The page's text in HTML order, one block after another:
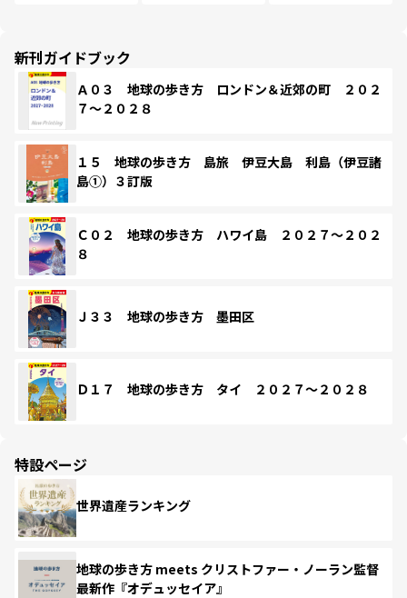
新刊ガイドブック
Ａ０３ 地球の歩き方 ロンドン＆近郊の町 ２０２
７～２０２８
１５ 地球の歩き方 島旅 伊豆大島 利島（伊豆諸
島①）３訂版
Ｃ０２ 地球の歩き方 ハワイ島 ２０２７～２０２
８
Ｊ３３ 地球の歩き方 墨田区
Ｄ１７ 地球の歩き方 タイ ２０２７～２０２８
特設ページ
世界遺産ランキング
地球の歩き方 meets クリストファー・ノーラン監督
最新作『オデュッセイア』